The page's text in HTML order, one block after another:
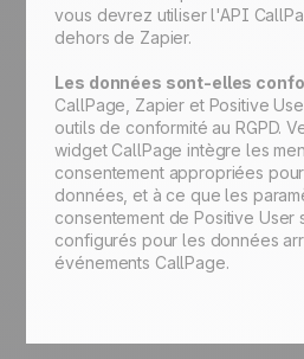
vous devrez utiliser l'API
dehors de Zapier.
Les données sont-elles
CallPage, Zapier et Positive
outils de conformité au RGPD.
widget CallPage intègre les
consentement appropriées
données, et à ce que les
consentement de Positive User
configurés pour les données
événements CallPage.